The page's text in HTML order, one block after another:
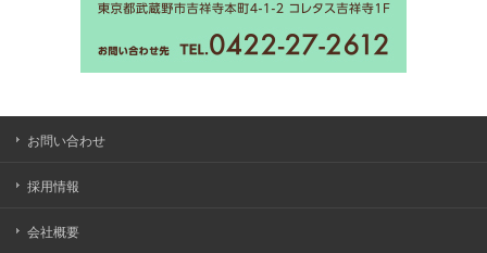
お問い合わせ
採用情報
会社概要